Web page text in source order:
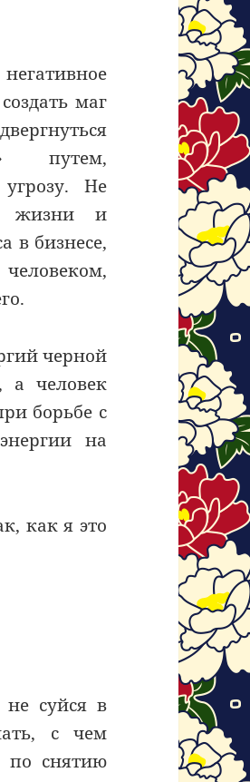
маг
путем,
угрозу. Не
жизни и
в бизнесе,
черной
а человек
борьбе с
на
как я это
не суйся в
с чем
по снятию